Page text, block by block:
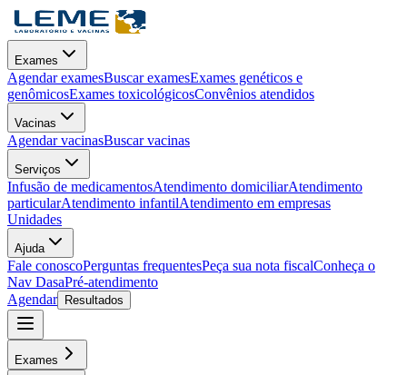
Exames
Agendar examesBuscar examesExames genéticos e
genômicosExames toxicológicosConvênios atendidos
Vacinas
Agendar vacinasBuscar vacinas
Serviços
Infusão de medicamentosAtendimento domiciliarAtendimento
particularAtendimento infantilAtendimento em empresas
Unidades
Ajuda
Fale conoscoPerguntas frequentesPeça sua nota fiscalConheça o
Nav DasaPré-atendimento
Agendar
Resultados
Exames